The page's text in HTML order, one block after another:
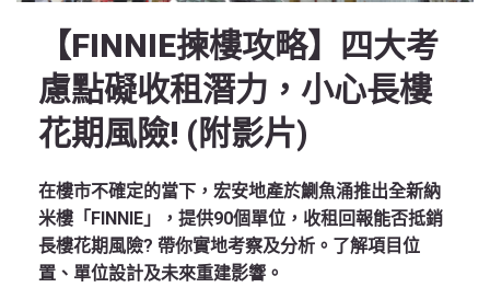
【FINNIE揀樓攻略】四大考
慮點礙收租潛力，小心長樓
花期風險! (附影片)
在樓市不確定的當下，宏安地產於鰂魚涌推出全新納
米樓「FINNIE」，提供90個單位，收租回報能否抵銷
長樓花期風險? 帶你實地考察及分析。了解項目位
置、單位設計及未來重建影響。